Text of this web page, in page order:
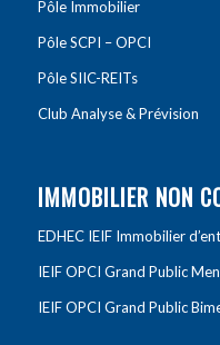
Pôle Immobilier
Pôle SCPI – OPCI
Pôle SIIC-REITs
Club Analyse & Prévision
IMMOBILIER NON
EDHEC IEIF Immobilier
IEIF OPCI Grand Public
IEIF OPCI Grand Public